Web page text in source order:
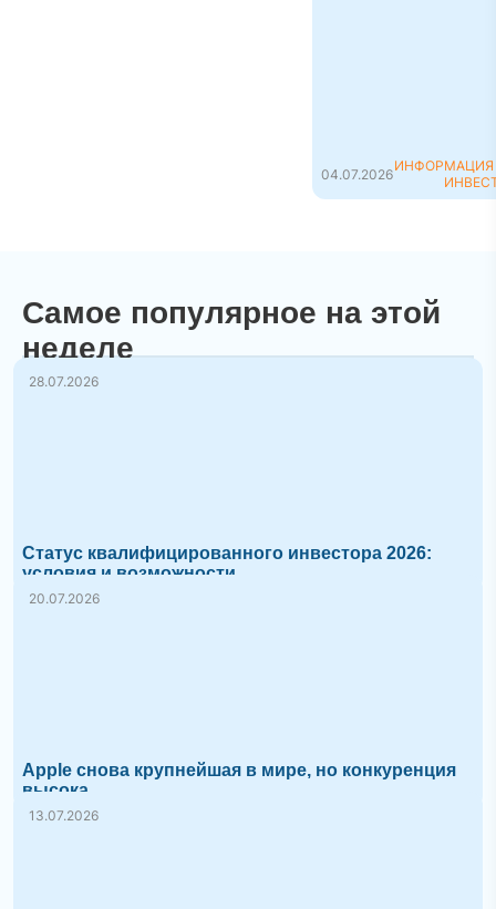
04.07.2026ИНФОРМАЦИЯ
Самое популярное на этой
неделе
28.07.2026
Статус квалифицированного инвестора 2026:
условия и возможности
20.07.2026
Apple снова крупнейшая в мире, но конкуренция
высока
13.07.2026